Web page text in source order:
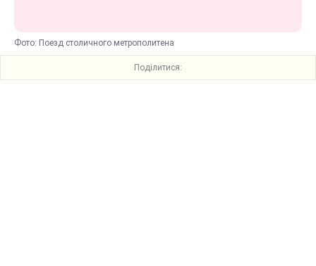
Фото: Поезд столичного метрополитена
Поділитися: